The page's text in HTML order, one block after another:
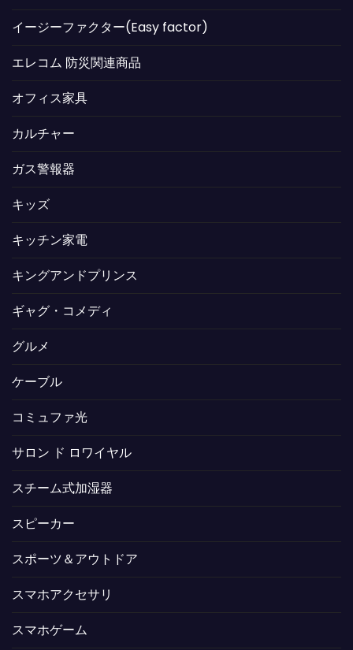
イージーファクター(Easy factor)
エレコム 防災関連商品
オフィス家具
カルチャー
ガス警報器
キッズ
キッチン家電
キングアンドプリンス
ギャグ・コメディ
グルメ
ケーブル
コミュファ光
サロン ド ロワイヤル
スチーム式加湿器
スピーカー
スポーツ＆アウトドア
スマホアクセサリ
スマホゲーム